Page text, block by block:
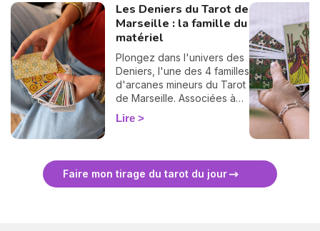
Les Deniers du Tarot de
Marseille : la famille du
matériel
Plongez dans l'univers des
Deniers, l'une des 4 familles
d'arcanes mineurs du Tarot
de Marseille. Associées à
l'élément Terre, ces cartes
éclairent votre vie
leur signification complète
Lire
Faire mon tirage du tarot du jour